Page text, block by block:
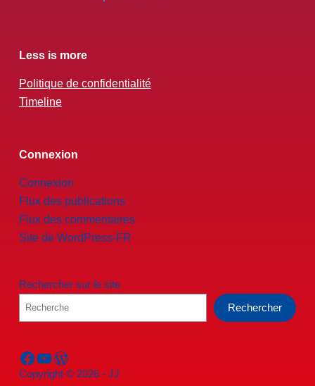
Less is more
Politique de confidentialité
Timeline
Connexion
Connexion
Flux des publications
Flux des commentaires
Site de WordPress-FR
Rechercher sur le site
Rechercher
Facebook
YouTube
WordPress
Copyright © 2026 - JJ